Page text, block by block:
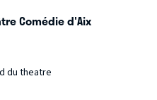
Comédie d'Aix
du theatre